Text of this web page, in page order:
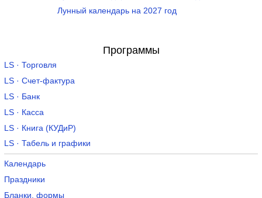
Лунный календарь на 2027 год
Программы
LS · Торговля
LS · Счет-фактура
LS · Банк
LS · Касса
LS · Книга (КУДиР)
LS · Табель и графики
Календарь
Праздники
Бланки, формы